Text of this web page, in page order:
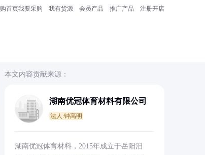
首页我要采购 我有货源 会员产品 推广产品 注册开店
本文内容贡献来源：
湖南优冠体育材料有限公司
法人:钟高明
湖南优冠体育材料，2015年成立于岳阳汨